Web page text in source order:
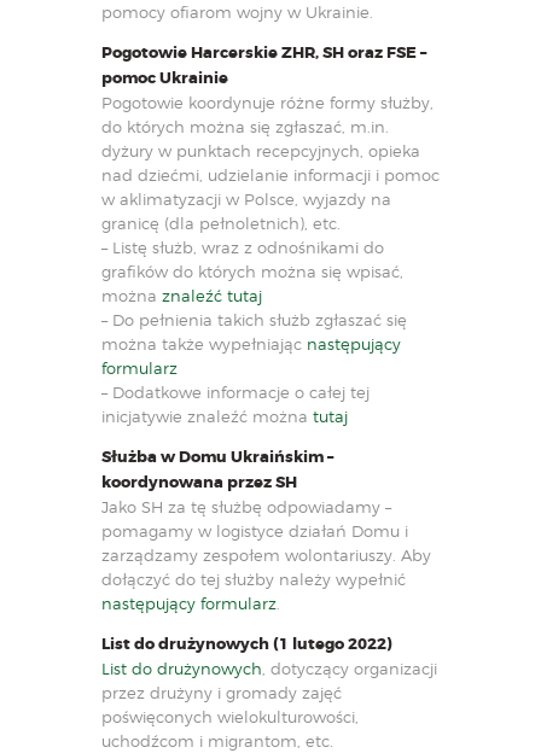
pomocy ofiarom wojny w Ukrainie.
Pogotowie Harcerskie ZHR, SH oraz FSE –
pomoc Ukrainie
Pogotowie koordynuje różne formy służby,
do których można się zgłaszać, m.in.
dyżury w punktach recepcyjnych, opieka
nad dziećmi, udzielanie informacji i pomoc
w aklimatyzacji w Polsce, wyjazdy na
granicę (dla pełnoletnich), etc.
– Listę służb, wraz z odnośnikami do
grafików do których można się wpisać,
można znaleźć tutaj
– Do pełnienia takich służb zgłaszać się
można także wypełniając następujący
formularz
– Dodatkowe informacje o całej tej
inicjatywie znaleźć można tutaj
Służba w Domu Ukraińskim –
koordynowana przez SH
Jako SH za tę służbę odpowiadamy –
pomagamy w logistyce działań Domu i
zarządzamy zespołem wolontariuszy. Aby
dołączyć do tej służby należy wypełnić
następujący formularz
List do drużynowych (1 lutego 2022)
List do drużynowych , dotyczący organizacji
przez drużyny i gromady zajęć
poświęconych wielokulturowości,
uchodźcom i migrantom, etc.